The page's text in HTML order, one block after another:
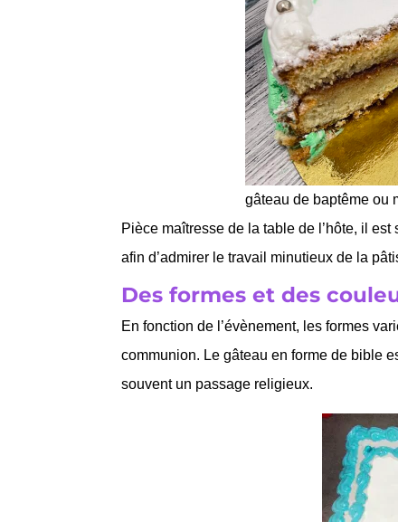
gâteau de baptême ou
Pièce maîtresse de la table de l’hôte, il
afin d’admirer le travail minutieux de la
Des formes et des
En fonction de l’évènement, les formes
communion. Le gâteau en forme de bible
souvent un passage religieux.